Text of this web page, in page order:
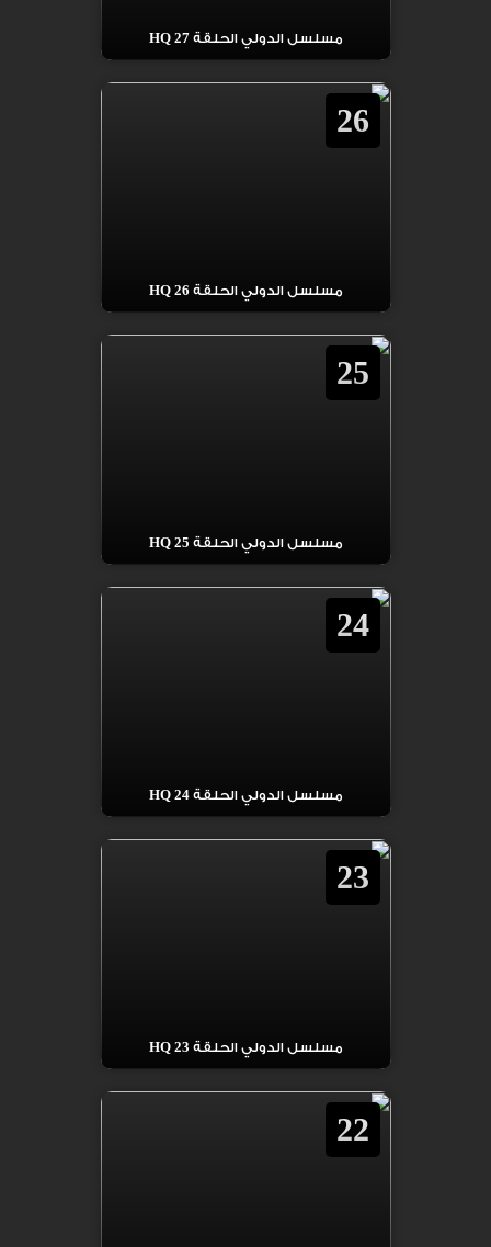
مسلسل الدولي الحلقة 27 HQ
26
مسلسل الدولي الحلقة 26 HQ
25
مسلسل الدولي الحلقة 25 HQ
24
مسلسل الدولي الحلقة 24 HQ
23
مسلسل الدولي الحلقة 23 HQ
22